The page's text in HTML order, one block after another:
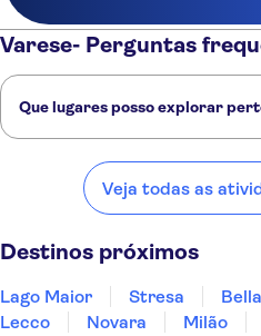
Varese- Perguntas
Que lugares posso explorar
Lago Maior Stresa
Veja todas as
Destinos próximos
Lago Maior Stresa
Lecco
Novara Milão